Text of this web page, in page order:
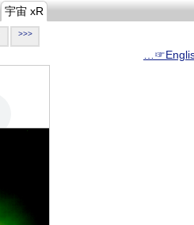
宇宙 xR
>>>